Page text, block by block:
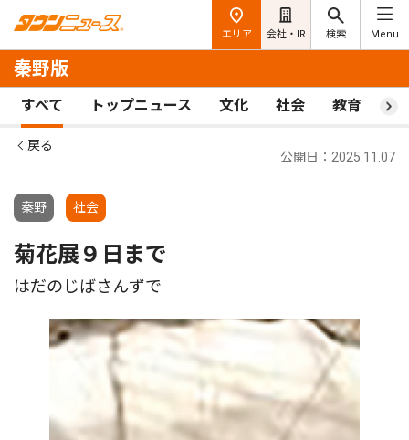
エリア 会社・IR 検索 Menu
秦野版
すべて トップニュース 文化 社会 教育 ス
戻る
秦野 社会
公開日：2025.11.07
菊花展９日まで
はだのじばさんずで